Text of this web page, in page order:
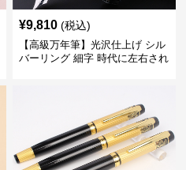
¥9,810 (税込)
【高級万年筆】光沢仕上げ シル
バーリング 細字 時代に左右され